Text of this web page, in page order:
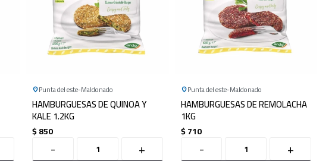
Punta del este Maldonado
HAMBURGUESAS DE QUINOA Y
KALE 1.2KG
$850
- +
Punta del este Maldonado
HAMBURGUESAS DE REMOLACHA
1KG
$710
- +